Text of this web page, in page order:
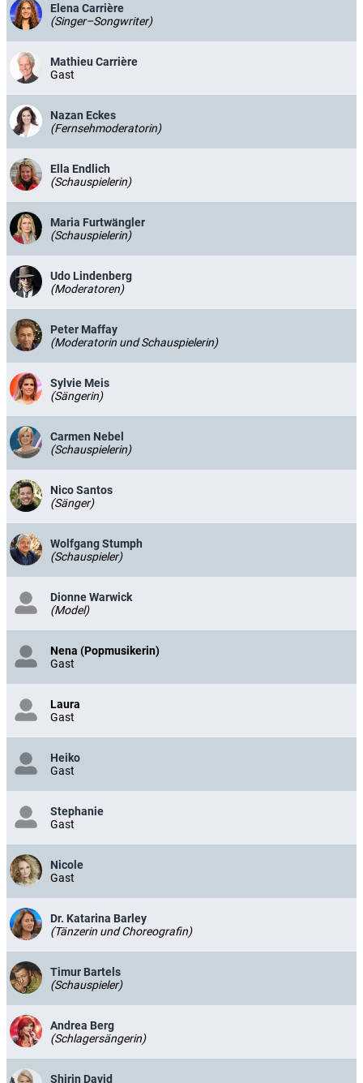
Elena Carrière
(Singer–Songwriter)
Mathieu Carrière
Gast
Nazan Eckes
(Fernsehmoderatorin)
Ella Endlich
(Schauspielerin)
Maria Furtwängler
(Schauspielerin)
Udo Lindenberg
(Moderatoren)
Peter Maffay
(Moderatorin und Schauspielerin)
Sylvie Meis
(Sängerin)
Carmen Nebel
(Schauspielerin)
Nico Santos
(Sänger)
Wolfgang Stumph
(Schauspieler)
Dionne Warwick
(Model)
Nena (Popmusikerin)
Gast
Laura
Gast
Heiko
Gast
Stephanie
Gast
Nicole
Gast
Dr. Katarina Barley
(Tänzerin und Choreografin)
Timur Bartels
(Schauspieler)
Andrea Berg
(Schlagersängerin)
Shirin David